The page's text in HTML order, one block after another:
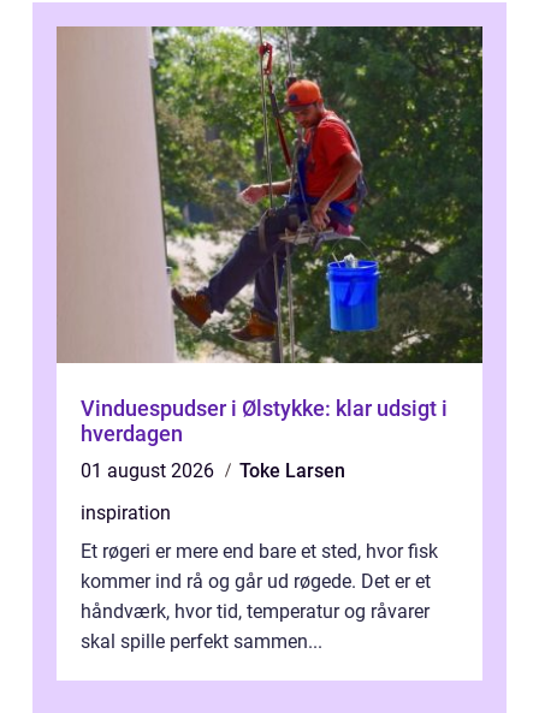
Vinduespudser i Ølstykke: klar udsigt i
hverdagen
01 august 2026
Toke Larsen
inspiration
Et røgeri er mere end bare et sted, hvor fisk
kommer ind rå og går ud røgede. Det er et
håndværk, hvor tid, temperatur og råvarer
skal spille perfekt sammen...